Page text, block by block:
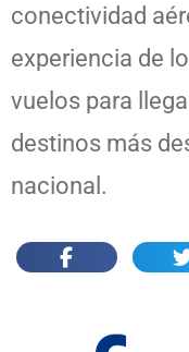
conectividad
experiencia de
vuelos para
destinos más
nacional.